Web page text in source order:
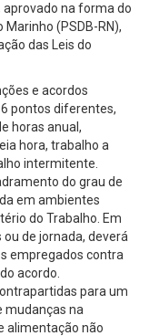
aprovado na forma do
(PSDB-RN),
das Leis do
e acordos
pontos diferentes,
horas anual,
hora, trabalho a
intermitente.
do grau de
em ambientes
do Trabalho. Em
de jornada, deverá
empregados contra
acordo.
para um
mudanças na
alimentação não